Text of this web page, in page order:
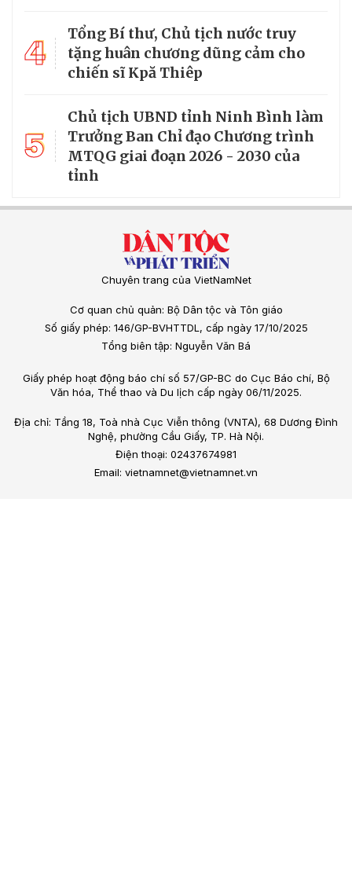
4
Tổng Bí thư, Chủ tịch nước truy
tặng huân chương dũng cảm cho
chiến sĩ Kpă Thiêp
5
Chủ tịch UBND tỉnh Ninh Bình làm
Trưởng Ban Chỉ đạo Chương trình
MTQG giai đoạn 2026 - 2030 của
tỉnh
Chuyên trang của VietNamNet
Cơ quan chủ quản: Bộ Dân tộc và Tôn giáo
Số giấy phép: 146/GP-BVHTTDL, cấp ngày 17/10/2025
Tổng biên tập: Nguyễn Văn Bá
Giấy phép hoạt động báo chí số 57/GP-BC do Cục Báo chí, Bộ
Văn hóa, Thể thao và Du lịch cấp ngày 06/11/2025.
Địa chỉ: Tầng 18, Toà nhà Cục Viễn thông (VNTA), 68 Dương Đình
Nghệ, phường Cầu Giấy, TP. Hà Nội.
Điện thoại: 02437674981
Email: vietnamnet@vietnamnet.vn